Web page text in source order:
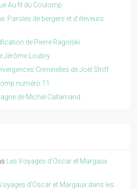
Au fil du Coulomp
Paroles de bergers et d'éleveurs.
de Pierre Ragolski
Jérôme Loubry
Criminelles de Joël Striff
numéro 11
de Michel Callamand
Les Voyages d'Oscar et Margaux
Voyages d'Oscar et Margaux dans les